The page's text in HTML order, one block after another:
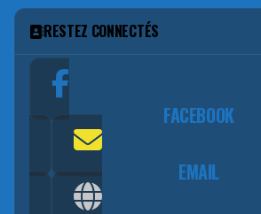
RESTEZ CONNECTÉS
FACEBOOK
EMAIL